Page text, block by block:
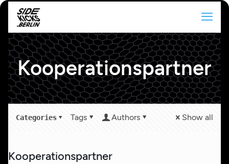
Kooperationspartner
Categories Tags Authors Show all
Kooperationspartner